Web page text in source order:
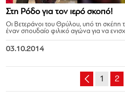
Στη Ρόδο για τον ιερό σκοπό!
Οι Βετεράνοι του Θρύλου, υπό τη σκέπη
έναν σπουδαίο φιλικό αγώνα για να
03.10.2014
1 2